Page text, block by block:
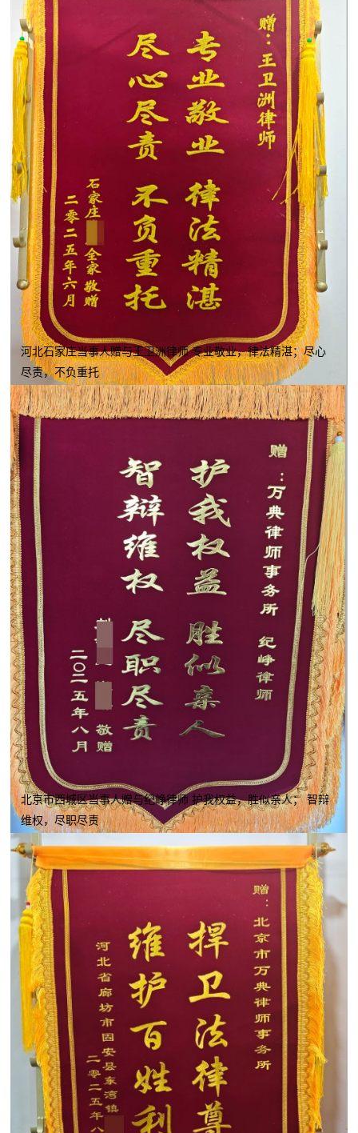
河北石家庄当事人赠与王卫洲律师 专业敬业，律法精湛；尽心
尽责，不负重托
北京市西城区当事人赠与纪峥律师 护我权益，胜似亲人； 智辩
维权，尽职尽责